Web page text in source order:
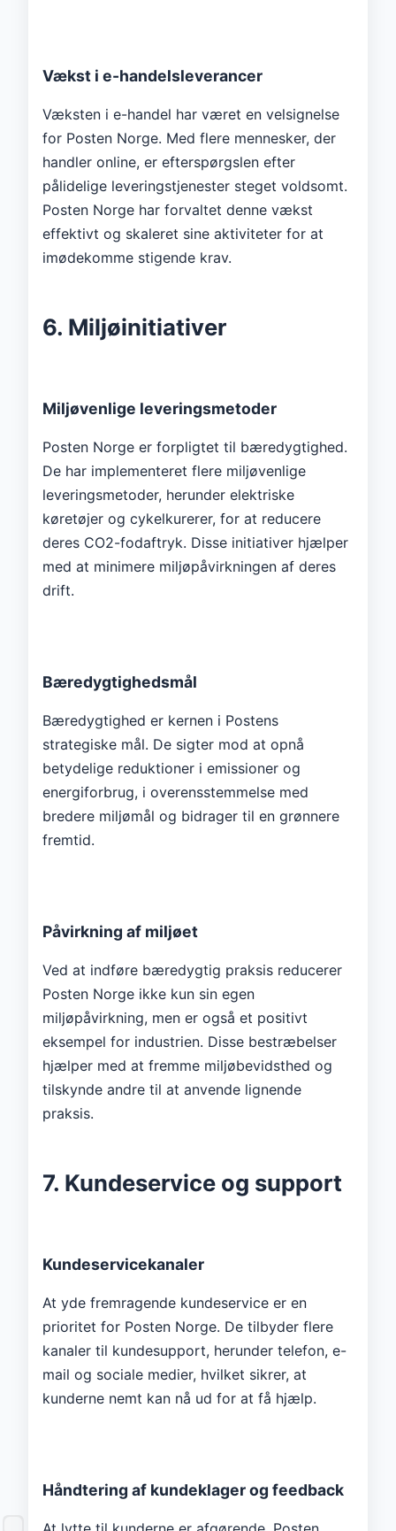
Vækst i e-handelsleverancer
Væksten i e-handel har været en velsignelse
for Posten Norge. Med flere mennesker, der
handler online, er efterspørgslen efter
pålidelige leveringstjenester steget voldsomt.
Posten Norge har forvaltet denne vækst
effektivt og skaleret sine aktiviteter for at
imødekomme stigende krav.
6. Miljøinitiativer
Miljøvenlige leveringsmetoder
Posten Norge er forpligtet til bæredygtighed.
De har implementeret flere miljøvenlige
leveringsmetoder, herunder elektriske
køretøjer og cykelkurerer, for at reducere
deres CO2-fodaftryk. Disse initiativer hjælper
med at minimere miljøpåvirkningen af ​​deres
drift.
Bæredygtighedsmål
Bæredygtighed er kernen i Postens
strategiske mål. De sigter mod at opnå
betydelige reduktioner i emissioner og
energiforbrug, i overensstemmelse med
bredere miljømål og bidrager til en grønnere
fremtid.
Påvirkning af miljøet
Ved at indføre bæredygtig praksis reducerer
Posten Norge ikke kun sin egen
miljøpåvirkning, men er også et positivt
eksempel for industrien. Disse bestræbelser
hjælper med at fremme miljøbevidsthed og
tilskynde andre til at anvende lignende
praksis.
7. Kundeservice og support
Kundeservicekanaler
At yde fremragende kundeservice er en
prioritet for Posten Norge. De tilbyder flere
kanaler til kundesupport, herunder telefon, e-
mail og sociale medier, hvilket sikrer, at
kunderne nemt kan nå ud for at få hjælp.
Håndtering af kundeklager og feedback